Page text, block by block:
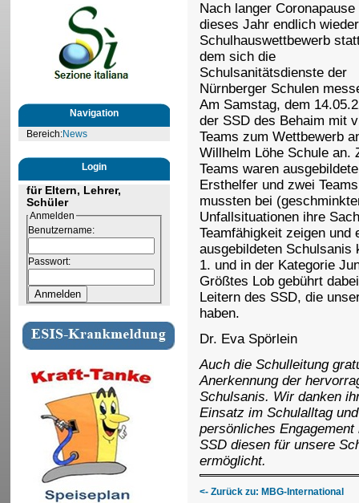
Navigation
Bereich:News
Login
für Eltern, Lehrer,
Schüler
Anmelden
Benutzername:
Passwort:
Nach langer Coronapause
dieses Jahr endlich
Schulhauswettbewerb
dem sich die
Schulsanitätsdienste der
Nürnberger Schulen
Am Samstag, dem
der SSD des Behaim mit
Teams zum Wettbewerb
Willhelm Löhe Schule an.
Teams waren ausgebildete
Ersthelfer und zwei
mussten bei
Unfallsituationen ihre
Teamfähigkeit zeigen und
ausgebildeten Schulsanis
1. und in der Kategorie
Größtes Lob gebührt
Leitern des SSD, die
haben.
Dr. Eva Spörlein
Auch die Schulleitung
Anerkennung der
Schulsanis. Wir danken
Einsatz im Schulalltag
persönliches
SSD diesen für unsere
ermöglicht.
<- Zurück zu: MBG-International